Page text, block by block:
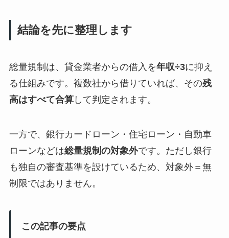
結論を先に整理します
総量規制は、貸金業者からの借入を年収÷3に抑え
る仕組みです。複数社から借りていれば、その残
高はすべて合算して判定されます。
一方で、銀行カードローン・住宅ローン・自動車
ローンなどは総量規制の対象外です。ただし銀行
も独自の審査基準を設けているため、対象外＝無
制限ではありません。
この記事の要点